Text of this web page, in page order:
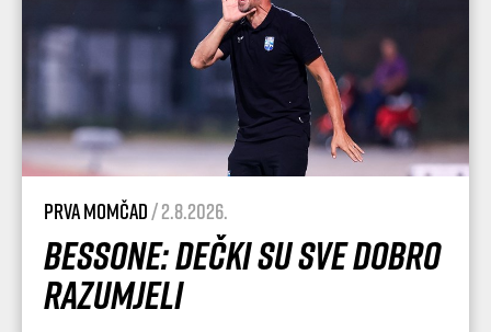
Prva momčad/ 2.8.2026.
Bessone: Dečki su sve dobro
razumjeli